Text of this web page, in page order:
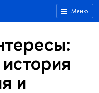
Меню
и